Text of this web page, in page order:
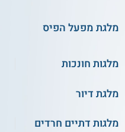
מלגת מפעל הפיס
מלגות חונכות
מלגת דיור
מלגות דתיים חרדים